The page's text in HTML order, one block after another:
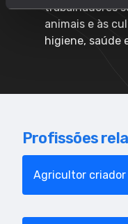
trabalhadores
animais e às
higiene, saúde
Profissões
Agricultor criador